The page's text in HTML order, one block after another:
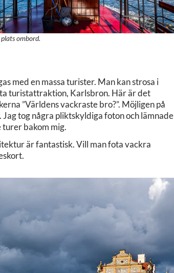
ombord.
med en massa turister. Man kan strosa i
turistattraktion, Karlsbron. Här är det
”Världens vackraste bro?”. Möjligen på
tog några pliktskyldiga foton och lämnade
bakom mig.
är fantastisk. Vill man fota vackra